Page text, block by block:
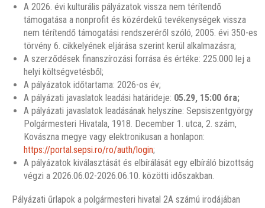
A 2026. évi kulturális pályázatok vissza nem térítendő
támogatása a nonprofit és közérdekű tevékenységek vissza
nem térítendő támogatási rendszeréről szóló, 2005. évi 350-es
törvény 6. cikkelyének eljárása szerint kerül alkalmazásra;
A szerződések finanszírozási forrása és értéke: 225.000 lej a
helyi költségvetésből;
A pályázatok időtartama: 2026-os év;
A pályázati javaslatok leadási határideje: 05.29, 15:00 óra;
A pályázati javaslatok leadásának helyszíne: Sepsiszentgyörgy
Polgármesteri Hivatala, 1918. December 1. utca, 2. szám,
Kovászna megye vagy elektronikusan a honlapon:
https://portal.sepsi.ro/ro/auth/login;
A pályázatok kiválasztását és elbírálását egy elbíráló bizottság
végzi a 2026.06.02-2026.06.10. közötti időszakban.
Pályázati űrlapok a polgármesteri hivatal 2A számú irodájában